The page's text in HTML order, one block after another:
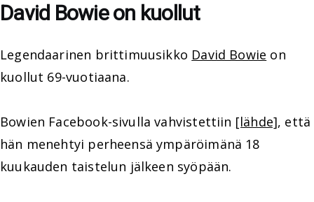
David Bowie on kuollut
Legendaarinen brittimuusikko David Bowie on
kuollut 69-vuotiaana.
Bowien Facebook-sivulla vahvistettiin [lähde], että
hän menehtyi perheensä ympäröimänä 18
kuukauden taistelun jälkeen syöpään.